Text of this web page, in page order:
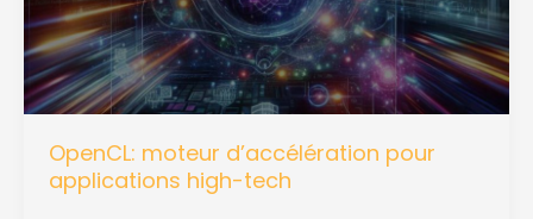
OpenCL: moteur d’accélération pour
applications high-tech
tech